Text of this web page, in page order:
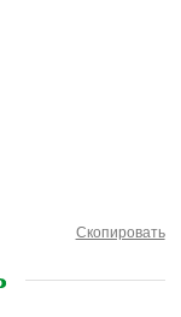
Скопировать